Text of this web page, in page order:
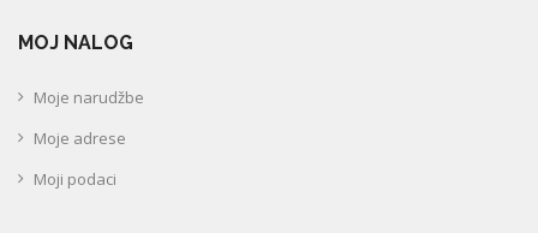
MOJ NALOG
Moje narudžbe
Moje adrese
Moji podaci